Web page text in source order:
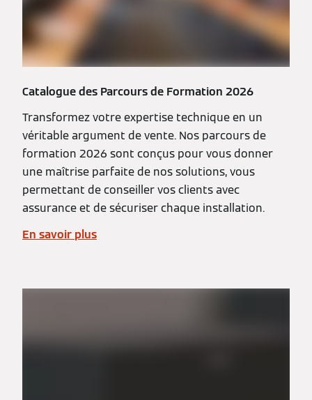
Catalogue des Parcours de Formation 2026
Transformez votre expertise technique en un
véritable argument de vente. Nos parcours de
formation 2026 sont conçus pour vous donner
une maîtrise parfaite de nos solutions, vous
permettant de conseiller vos clients avec
assurance et de sécuriser chaque installation.
En savoir plus